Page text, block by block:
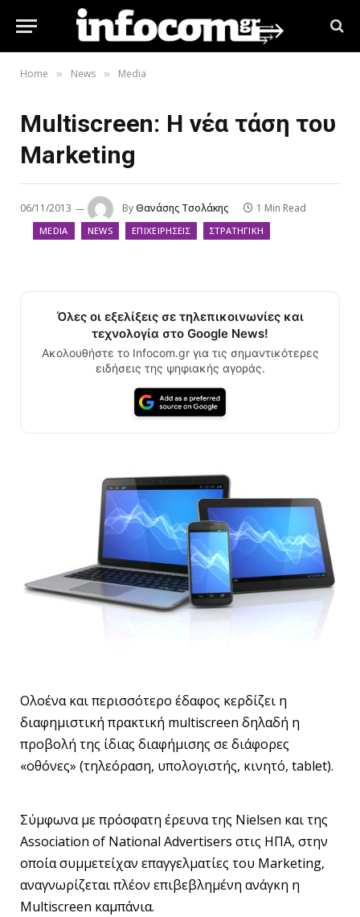
Home » News » Media
Multiscreen: Η νέα τάση του
Marketing
06/11/2013 ByΘανάσης Τσολάκης 1 Min Read
MEDIA NEWS ΕΠΙΧΕΙΡΉΣΕΙΣ ΣΤΡΑΤΗΓΙΚΉ
Όλες οι εξελίξεις σε τηλεπικοινωνίες και
τεχνολογία στο Google News!
Ακολουθήστε το Infocom.gr για τις σημαντικότερες
ειδήσεις της ψηφιακής αγοράς.
Ολοένα και περισσότερο έδαφος κερδίζει η
διαφημιστική πρακτική multiscreen δηλαδή η
προβολή της ίδιας διαφήμισης σε διάφορες
«οθόνες» (τηλεόραση, υπολογιστής, κινητό, tablet).
Σύμφωνα με πρόσφατη έρευνα της Nielsen και της
Association of National Advertisers στις ΗΠΑ, στην
οποία συμμετείχαν επαγγελματίες του Marketing,
αναγνωρίζεται πλέον επιβεβλημένη ανάγκη η
Multiscreen καμπάνια.